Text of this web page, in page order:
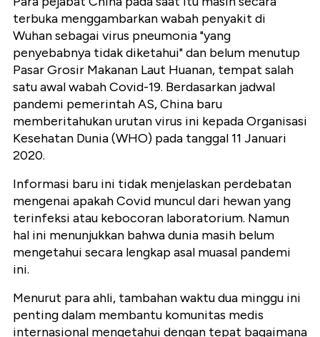
terbuka menggambarkan wabah penyakit di
Wuhan sebagai virus pneumonia "yang
penyebabnya tidak diketahui" dan belum menutup
Pasar Grosir Makanan Laut Huanan, tempat salah
satu awal wabah Covid-19. Berdasarkan jadwal
pandemi pemerintah AS, China baru
memberitahukan urutan virus ini kepada Organisasi
Kesehatan Dunia (WHO) pada tanggal 11 Januari
2020.
Informasi baru ini tidak menjelaskan perdebatan
mengenai apakah Covid muncul dari hewan yang
terinfeksi atau kebocoran laboratorium. Namun
hal ini menunjukkan bahwa dunia masih belum
mengetahui secara lengkap asal muasal pandemi
ini.
Menurut para ahli, tambahan waktu dua minggu ini
penting dalam membantu komunitas medis
internasional mengetahui dengan tepat bagaimana